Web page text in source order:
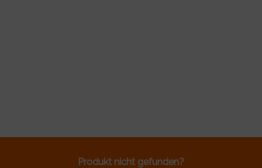
Produkt nicht gefunden?